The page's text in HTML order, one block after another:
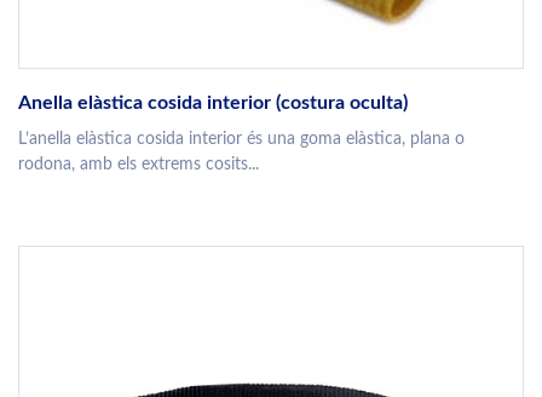
Anella elàstica cosida interior (costura oculta)
L’anella elàstica cosida interior és una goma elàstica, plana o
rodona, amb els extrems cosits...